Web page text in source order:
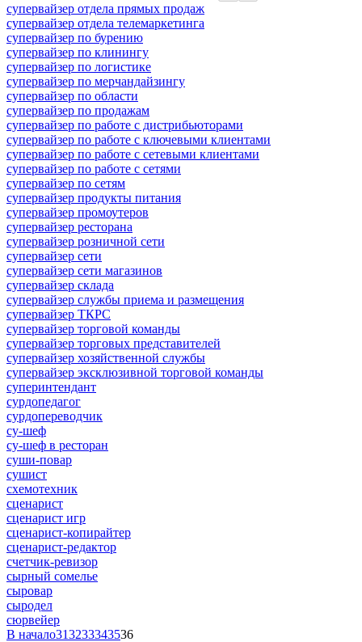
супервайзер отдела прямых продаж
супервайзер отдела телемаркетинга
супервайзер по бурению
супервайзер по клинингу
супервайзер по логистике
супервайзер по мерчандайзингу
супервайзер по области
супервайзер по продажам
супервайзер по работе с дистрибьюторами
супервайзер по работе с ключевыми клиентами
супервайзер по работе с сетевыми клиентами
супервайзер по работе с сетями
супервайзер по сетям
супервайзер продукты питания
супервайзер промоутеров
супервайзер ресторана
супервайзер розничной сети
супервайзер сети
супервайзер сети магазинов
супервайзер склада
супервайзер службы приема и размещения
супервайзер ТКРС
супервайзер торговой команды
супервайзер торговых представителей
супервайзер хозяйственной службы
супервайзер эксклюзивной торговой команды
суперинтендант
сурдопедагог
сурдопереводчик
су-шеф
су-шеф в ресторан
суши-повар
сушист
схемотехник
сценарист
сценарист игр
сценарист-копирайтер
сценарист-редактор
счетчик-ревизор
сырный сомелье
сыровар
сыродел
сюрвейер
В начало313233343536